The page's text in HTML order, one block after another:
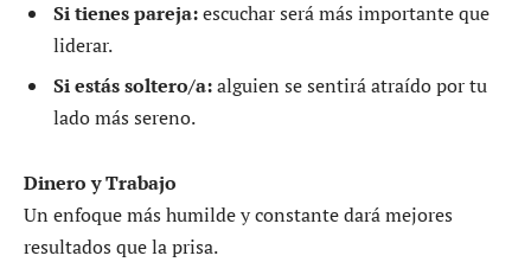
Si tienes pareja:escuchar será más importante que
liderar.
Si estás soltero/a:alguien se sentirá atraído por tu
lado más sereno.
Dinero y Trabajo
Un enfoque más humilde y constante dará mejores
resultados que la prisa.